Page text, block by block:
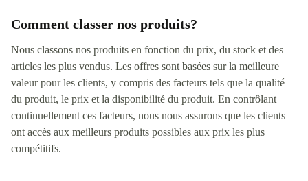
Comment classer nos produits?
Nous classons nos produits en fonction du prix, du stock et des
articles les plus vendus. Les offres sont basées sur la meilleure
valeur pour les clients, y compris des facteurs tels que la qualité
du produit, le prix et la disponibilité du produit. En contrôlant
continuellement ces facteurs, nous nous assurons que les clients
ont accès aux meilleurs produits possibles aux prix les plus
compétitifs.